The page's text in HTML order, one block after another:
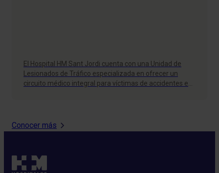
El Hospital HM Sant Jordi cuenta con una Unidad de
Lesionados de Tráfico especializada en ofrecer un
circuito médico integral para víctimas de accidentes en
sin…
Conocer más